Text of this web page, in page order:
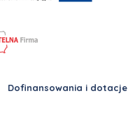
Dofinansowania i dotacje